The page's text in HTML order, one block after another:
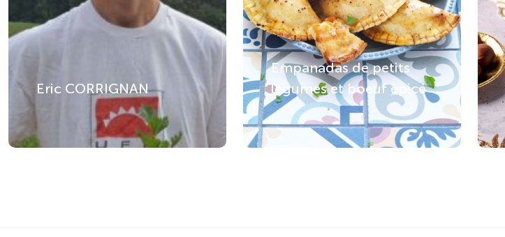
Eric CORRIGNAN
Empanadas de petits
légumes et boeuf épicé